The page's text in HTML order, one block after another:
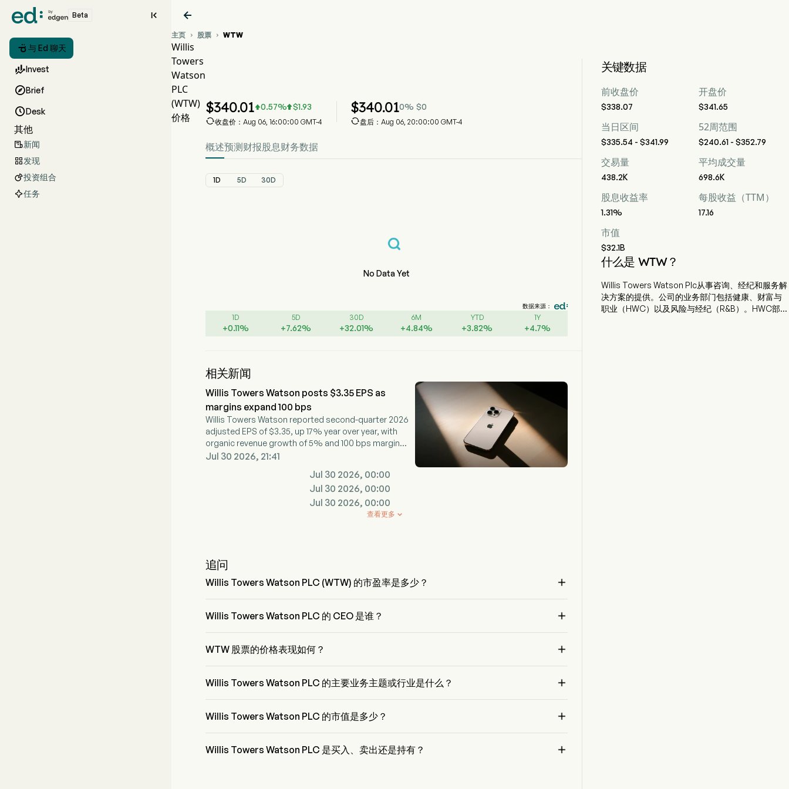
Beta 
 与 Ed 聊天
Invest
Brief
Desk
其他
新闻
发现
投资组合
任务

主页  股票  WTW
Willis
Towers
Watson
PLC
(WTW)
价格
$340.010.57% $1.93
收盘价：Aug 06, 16:00:00 GMT-4
$340.010% $0
盘后：Aug 06, 20:00:00 GMT-4
概述预测 财报股息财务数据
1D 5D 30D
No Data Yet
数据来源：
1D
+0.11%
5D
+7.62%
30D
+32.01%
6M
+4.84%
YTD
+3.82%
1Y
+4.7%
相关新闻
Willis Towers Watson posts $3.35 EPS as
margins expand 100 bps
Willis Towers Watson reported second-quarter 2026
adjusted EPS of $3.35, up 17% year over year, with
organic revenue growth of 5% and 100 bps margin
expansion.
Jul 30 2026, 21:41
Jul 30 2026, 00:00
Jul 30 2026, 00:00
Jul 30 2026, 00:00

查看更多
追问
Willis Towers Watson PLC (WTW) 的市盈率是多少？ 
Willis Towers Watson PLC 的 CEO 是谁？ 
WTW 股票的价格表现如何？ 
Willis Towers Watson PLC 的主要业务主题或行业是什么？ 
Willis Towers Watson PLC 的市值是多少？ 
Willis Towers Watson PLC 是买入、卖出还是持有？ 
关键数据
前收盘价
$338.07
开盘价
$341.65
当日区间
$335.54 - $341.99
52周范围
$240.61 - $352.79
交易量
438.2K
平均成交量
698.6K
股息收益率
1.31%
每股收益（TTM）
17.16
市值
$32.1B
什么是 WTW？
Willis Towers Watson Plc从事咨询、经纪和服务解
决方案的提供。公司的业务部门包括健康、财富与
职业（HWC）以及风险与经纪（R&B）。HWC部门